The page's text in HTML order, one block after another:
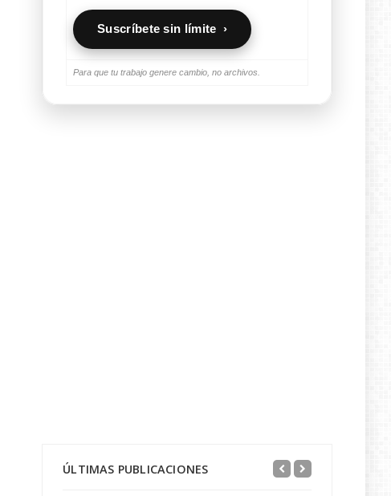
Suscríbete sin límite ›
Para que tu trabajo genere cambio, no archivos.
ÚLTIMAS PUBLICACIONES